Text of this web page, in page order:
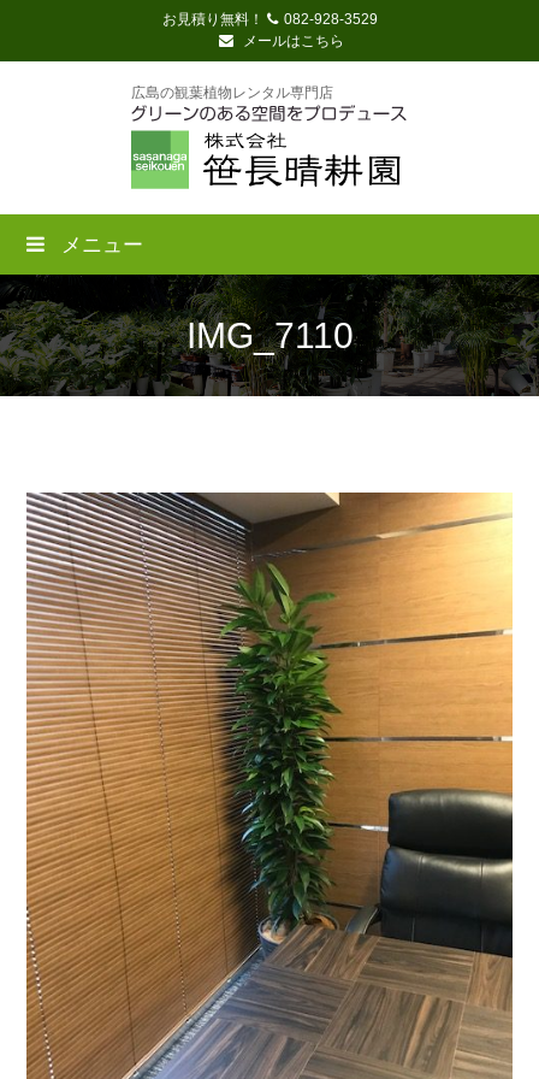
お見積り無料！
082-928-3529
メールはこちら
広島の観葉植物レンタル専門店
メニュー
IMG_7110